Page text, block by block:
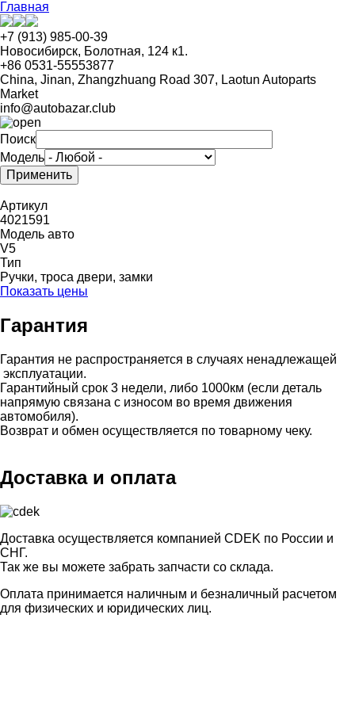
Перейти
к
основному
содержанию
Главная
+7 (913) 985-00-39
Новосибирск, Болотная, 124 к1.
+86 0531-55553877
China, Jinan, Zhangzhuang Road 307, Laotun Autoparts
Market
info@autobazar.club
Поиск
Модель
Артикул
4021591
Модель авто
V5
Тип
Ручки, троса двери, замки
Показать цены
Гарантия
Гарантия не распространяется в случаях ненадлежащей
эксплуатации.
Гарантийный срок 3 недели, либо 1000км (если деталь
напрямую связана с износом во время движения
автомобиля).
Возврат и обмен осуществляется по товарному чеку.
Доставка и оплата
Доставка осуществляется компанией CDEK по России и
СНГ.
Так же вы можете забрать запчасти со склада.
Оплата принимается наличным и безналичный расчетом
для физических и юридических лиц.